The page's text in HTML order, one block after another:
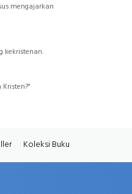
mengajarkan
kekristenan.
Koleksi Buku